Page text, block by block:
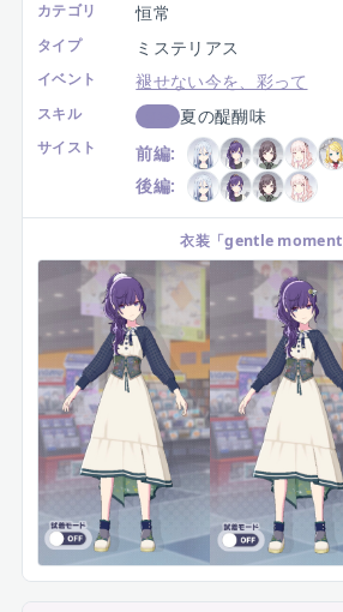
カテゴリ 恒常
タイプ ミステリアス
イベント 褪せない今を、彩って
スキル 夏の醍醐味
サイスト
前編:
後編:
衣装「gentle moment